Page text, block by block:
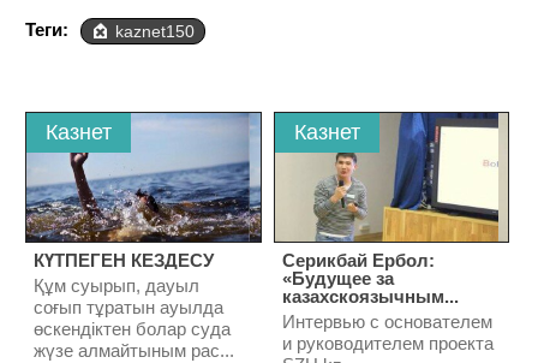
Теги: kaznet150
Казнет
КҮТПЕГЕН КЕЗДЕСУ
Құм суырып, дауыл
соғып тұратын ауылда
өскендіктен болар суда
жүзе алмайтыным рас...
Казнет
Серикбай Ербол:
«Будущее за
казахскоязычным...
Интервью с основателем
и руководителем проекта